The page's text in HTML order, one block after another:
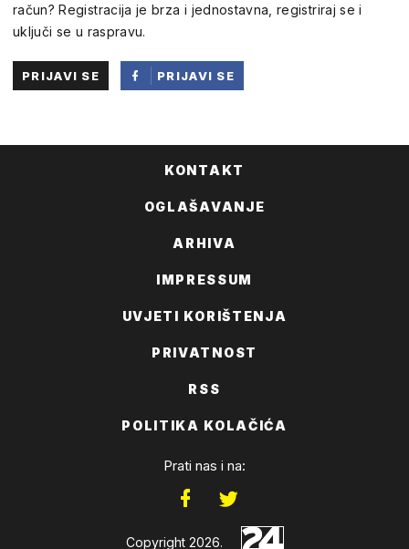
račun? Registracija je brza i jednostavna, registriraj se i
uključi se u raspravu.
PRIJAVI SE
PRIJAVI SE
KONTAKT
OGLAŠAVANJE
ARHIVA
IMPRESSUM
UVJETI KORIŠTENJA
PRIVATNOST
RSS
POLITIKA KOLAČIĆA
Prati nas i na:
Copyright 2026.